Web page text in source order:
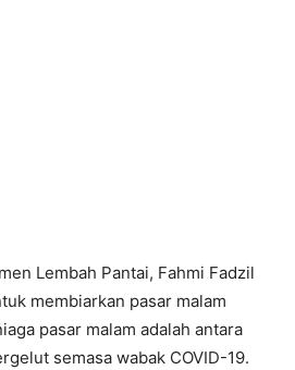
Lembah Pantai, Fahmi Fadzil
membiarkan pasar malam
pasar malam adalah antara
semasa wabak COVID-19.